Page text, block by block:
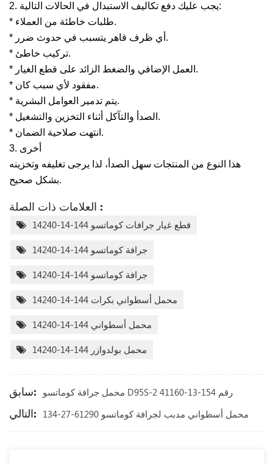
2. يجب عليك دفع تكاليف الاستبدال في الحالات التالية:
* طلبات خاطئة من العملاء.
* أي ظرف قاهر يتسبب في حدوث ضرر.
* تركيب خاطئ.
* العمل الإضافي والضغط الزائد على قطع الغيار.
* مفقود لأي سبب كان.
* يتم تدمير العوامل البشرية.
* الصدأ والتآكل أثناء التخزين والتشغيل.
* انتهت صلاحية الضمان.
3. أخرى
هذا النوع من المنتجات سهل الصدأ، لذا يرجى تغليفه وتخزينه
بشكل صحيح.
العلامات ذات الصلة :
قطع غيار جرافات كوماتسو 144-14-14240
جرافة كوماتسو 144-14-14240
جرافة كوماتسو 144-14-14240
محمل أسطواني بكرات 144-14-14240
محمل أسطواني 144-14-14240
محمل بولدوازر 144-14-14240
سابق: محمل جرافة كوماتسو D95S-2 رقم 154-13-41160
التالي: 134-27-61290 محمل أسطواني مدبب لجرافة كوماتسو